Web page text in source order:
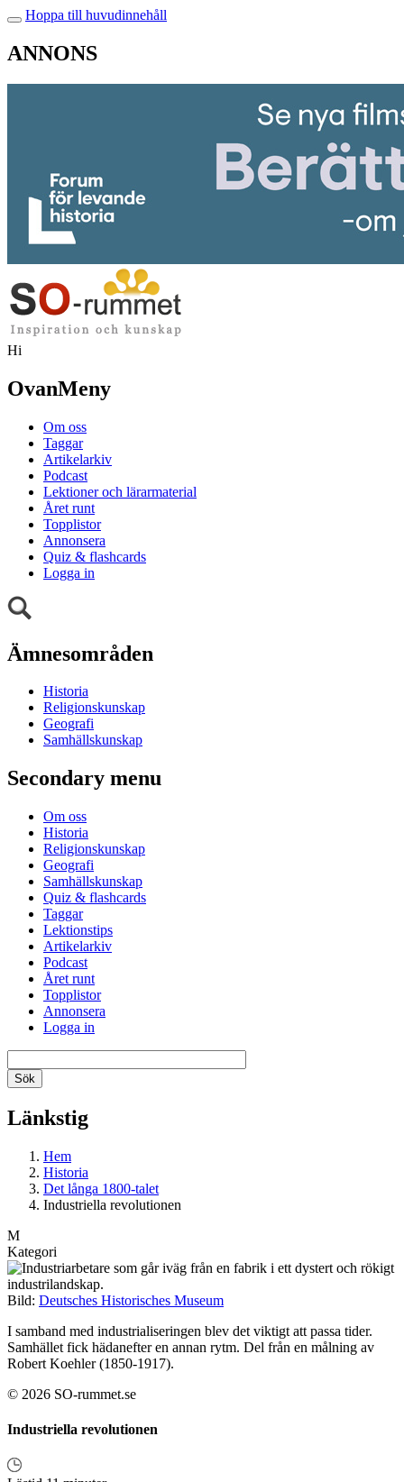
Hoppa till huvudinnehåll
ANNONS
Hi
OvanMeny
Om oss
Taggar
Artikelarkiv
Podcast
Lektioner och lärarmaterial
Året runt
Topplistor
Annonsera
Quiz & flashcards
Logga in
Ämnesområden
Historia
Religionskunskap
Geografi
Samhällskunskap
Secondary menu
Om oss
Historia
Religionskunskap
Geografi
Samhällskunskap
Quiz & flashcards
Taggar
Lektionstips
Artikelarkiv
Podcast
Året runt
Topplistor
Annonsera
Logga in
Länkstig
Hem
Historia
Det långa 1800-talet
Industriella revolutionen
M
Kategori
Bild: Deutsches Historisches Museum
I samband med industrialiseringen blev det viktigt att passa tider.
Samhället fick hädanefter en annan rytm. Del från en målning av
Robert Koehler (1850-1917).
© 2026 SO-rummet.se
Industriella revolutionen